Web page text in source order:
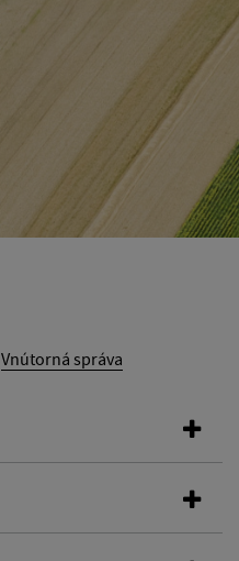
Vnútorná správa